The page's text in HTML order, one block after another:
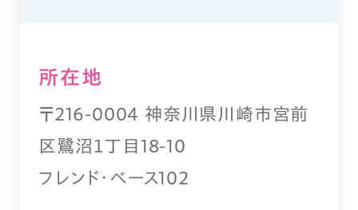
所在地
〒216-0004 神奈川県川崎市宮前
区鷺沼１丁目18-10
フレンド・ベース102